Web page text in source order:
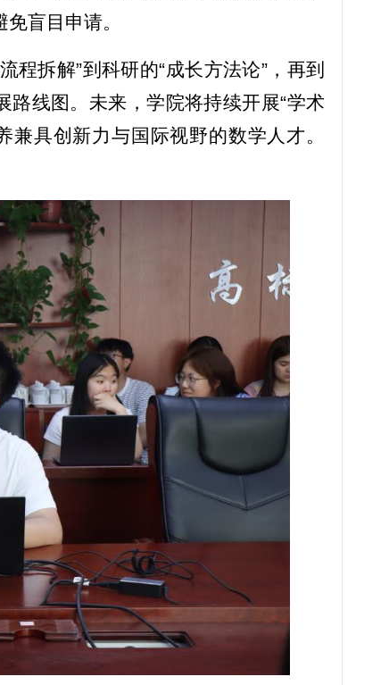
盲目申请。
程拆解”到科研的“成长方法论”，再到
路线图。未来，学院将持续开展“学术
具创新力与国际视野的数学人才。